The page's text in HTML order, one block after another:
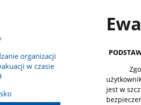
organizacji
w czasie
Zgodnie
jest w